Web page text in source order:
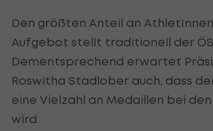
Den größten Anteil an
Aufgebot stellt traditionell der
Dementsprechend erwartet
Roswitha Stadlober auch, dass
eine Vielzahl an Medaillen bei
wird.